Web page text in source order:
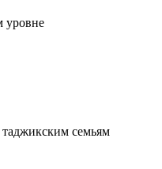
уровне
семьям